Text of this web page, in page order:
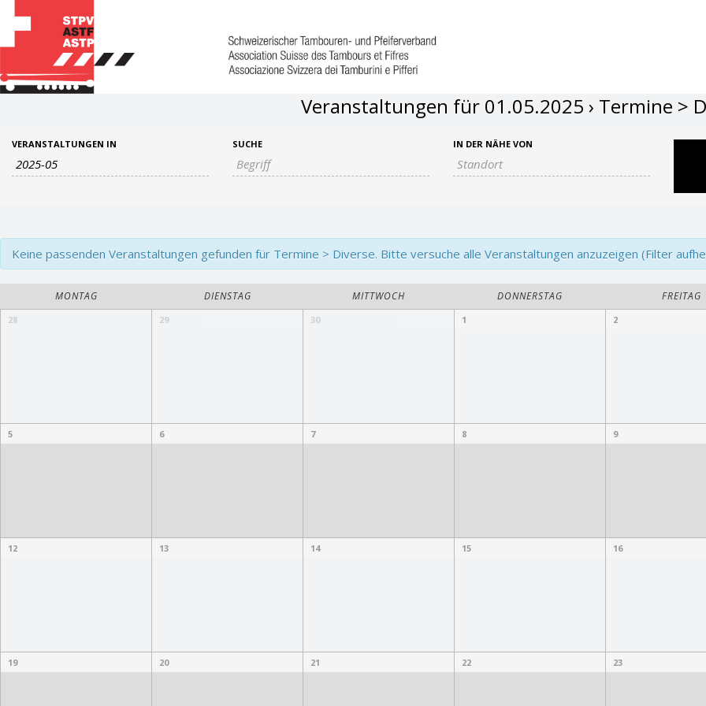
Veranstaltungen für 01.05.2025 › Termine >
Veranstaltungen
Such-
und
Suche
VERANSTALTUNGEN IN SUCHE IN DER NÄHE VON
Keine passenden Veranstaltungen gefunden für Termine > Diverse. Bitte versuche alle Veranstaltungen anzuzeigen (Filter
Kalender
von
Kalender
MONTAG DIENSTAG MITTWOCH DONNERSTAG FREITAG
28 29 30 1 2
5 6 7 8 9
12 13 14 15 16
19 20 21 22 23